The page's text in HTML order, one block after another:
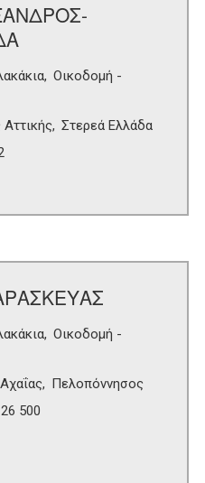
Οικοδομή -
Στερεά Ελλάδα
Οικοδομή -
Πελοπόννησος
500